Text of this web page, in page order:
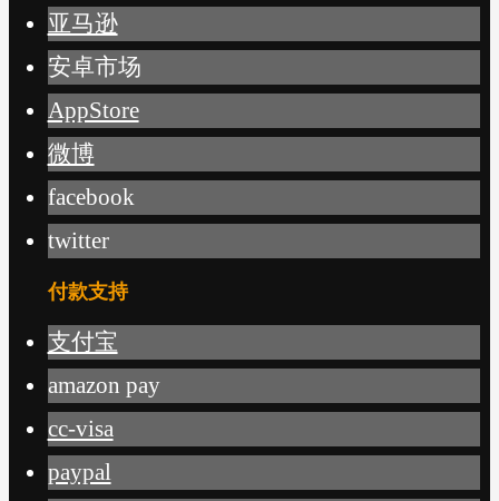
亚马逊
安卓市场
AppStore
微博
facebook
twitter
付款支持
支付宝
amazon pay
cc-visa
paypal